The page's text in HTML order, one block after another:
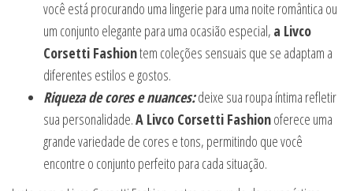
você está procurando uma lingerie para uma noite romântica ou
um conjunto elegante para uma ocasião especial, a Livco
Corsetti Fashiontem coleções sensuais que se adaptam a
diferentes estilos e gostos.
Riqueza de cores e nuances:deixe sua roupa íntima refletir
sua personalidade.A Livco Corsetti Fashionoferece uma
grande variedade de cores e tons, permitindo que você
encontre o conjunto perfeito para cada situação.